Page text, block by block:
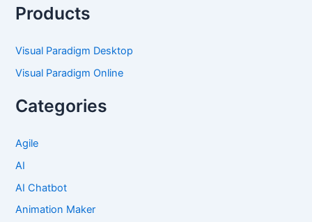
Products
Visual Paradigm Desktop
Visual Paradigm Online
Categories
Agile
AI
AI Chatbot
Animation Maker